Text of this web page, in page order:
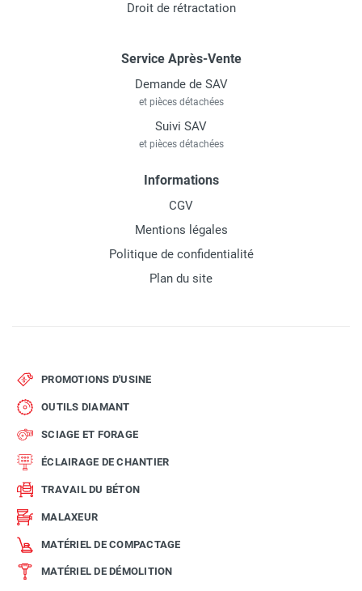
Droit de rétractation
Service Après-Vente
Demande de SAV
et pièces détachées
Suivi SAV
et pièces détachées
Informations
CGV
Mentions légales
Politique de confidentialité
Plan du site
PROMOTIONS D'USINE
OUTILS DIAMANT
SCIAGE ET FORAGE
ÉCLAIRAGE DE CHANTIER
TRAVAIL DU BÉTON
MALAXEUR
MATÉRIEL DE COMPACTAGE
MATÉRIEL DE DÉMOLITION